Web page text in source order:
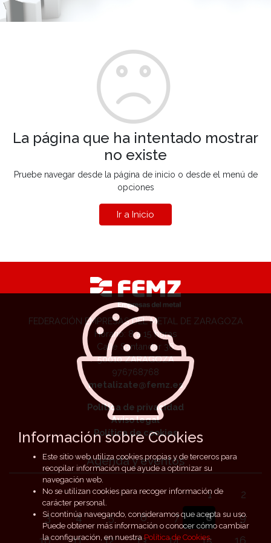
La página que ha intentado mostrar
no existe
Pruebe navegar desde la página de inicio o desde el menú de
opciones
Ir a Inicio
FEDERACIÓN EMPRESAS DEL METAL DE ZARAGOZA
Horario: 8 a 15 horas
Calle Santander 36
50010 ZARAGOZA
976768768
metalizate@femz.es
Política de privacidad
Aviso legal
Política de cookies
Agenda y eventos
1
2
3
4 5 6 7 8
9
Información sobre Cookies
Este sitio web utiliza cookies propias y de terceros para
recopilar información que ayude a optimizar su
navegación web.
No se utilizan cookies para recoger información de
carácter personal.
Si continúa navegando, consideramos que acepta su uso.
Puede obtener más información o conocer cómo cambiar
la configuración, en nuestraPolítica de Cookies.